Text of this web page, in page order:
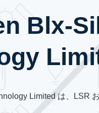
Blx-
Limited は、LSR